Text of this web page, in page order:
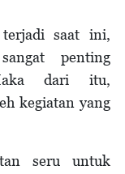
saat ini,
penting
dari itu,
kegiatan yang
seru untuk